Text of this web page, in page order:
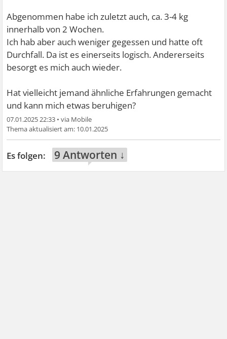
Abgenommen habe ich zuletzt auch, ca. 3-4 kg
innerhalb von 2 Wochen.
Ich hab aber auch weniger gegessen und hatte oft
Durchfall. Da ist es einerseits logisch. Andererseits
besorgt es mich auch wieder.
Hat vielleicht jemand ähnliche Erfahrungen gemacht
und kann mich etwas beruhigen?
07.01.2025 22:33 •
10.01.2025
9 Antworten ↓